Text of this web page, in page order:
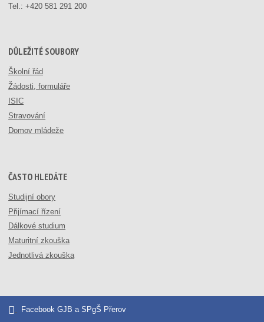
Tel.:+420 581 291 200
DŮLEŽITÉ SOUBORY
Školní řád
Žádosti, formuláře
ISIC
Stravování
Domov mládeže
ČASTO HLEDÁTE
Studijní obory
Přijímací řízení
Dálkové studium
Maturitní zkouška
Jednotlivá zkouška
Facebook GJB a SPgŠ Přerov